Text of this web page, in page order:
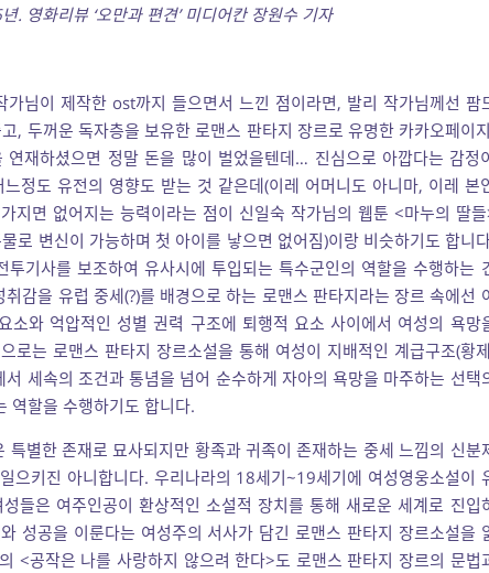
. 영화리뷰 ‘오만과 편견’ 미디어칸 장원수 기자
님이 제작한 ost까지 들으면서 느낀 점이라면, 발리 작가님께선 팜
, 두꺼운 독자층을 보유한 로맨스 판타지 장르로 유명한 카카오페이
재하셨으면 정말 돈을 많이 벌었을텐데… 진심으로 아깝다는 감정
정도 유전의 영향도 받는 것 같은데(이레 어머니도 아니마, 이레 본
지면 없어지는 능력이라는 점이 신일숙 작가님의 웹툰 <마누의 딸
로 변신이 가능하며 첫 아이를 낳으면 없어짐)이랑 비슷하기도 합니
투기사를 보조하여 유사시에 투입되는 특수군인의 역할을 수행하는
감을 유럽 중세(?)를 배경으로 하는 로맨스 판타지라는 장르 속에선
소와 억압적인 성별 권력 구조에 퇴행적 요소 사이에서 여성의 욕망
로는 로맨스 판타지 장르소설을 통해 여성이 지배적인 계급구조(황
세속의 조건과 통념을 넘어 순수하게 자아의 욕망을 마주하는 선택
역할을 수행하기도 합니다.
별한 존재로 묘사되지만 황족과 귀족이 존재하는 중세 느낌의 신분
으키진 아니합니다. 우리나라의 18세기~19세기에 여성영웅소설이
들은 여주인공이 환상적인 소설적 장치를 통해 새로운 세계로 진입
성공을 이룬다는 여성주의 서사가 담긴 로맨스 판타지 장르소설을
<공작은 나를 사랑하지 않으려 한다>도 로맨스 판타지 장르의 문법